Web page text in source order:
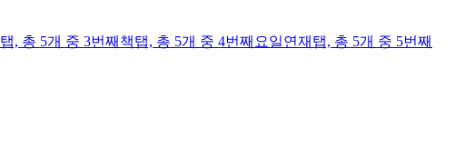
탭, 총 5개 중 3번째 책탭, 총 5개 중 4번째 요일연재 탭, 총 5개 중 5번째